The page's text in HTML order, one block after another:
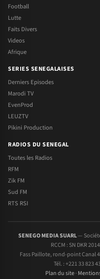
Football
Lutte
Faits Divers
Videos
Afrique
SERIES SENEGALAISES
Derniers Episodes
Marodi TV
EvenProd
LEUZTV
Pikini Production
RADIOS DU SENEGAL
Toutes les Radios
RFM
Zik FM
Sud FM
RTS RSI
SENEGO MEDIA SUARL—
RCCM : SN DKR
Fass Paillote, rond-point Canal
Tél. : +221 33 823
Plan du site·